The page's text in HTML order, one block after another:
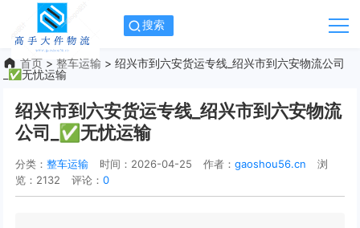
搜索
首页 >整车运输 > 绍兴市到六安货运专线_绍兴市到六安物流公司
_✅无忧运输
绍兴市到六安货运专线_绍兴市到六安物流
公司_✅无忧运输
分类：整车运输 时间：2026-04-25 作者：gaoshou56.cn
浏
览：2132
评论：0